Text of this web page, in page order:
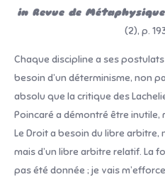
in Revue de
(2), p.
Chaque discipline a ses
besoin d’un déterminisme, non
absolu que la critique des
Poincaré a démontré être inutile,
Le Droit a besoin du libre
mais d’un libre arbitre relatif. La
pas été donnée ; je vais